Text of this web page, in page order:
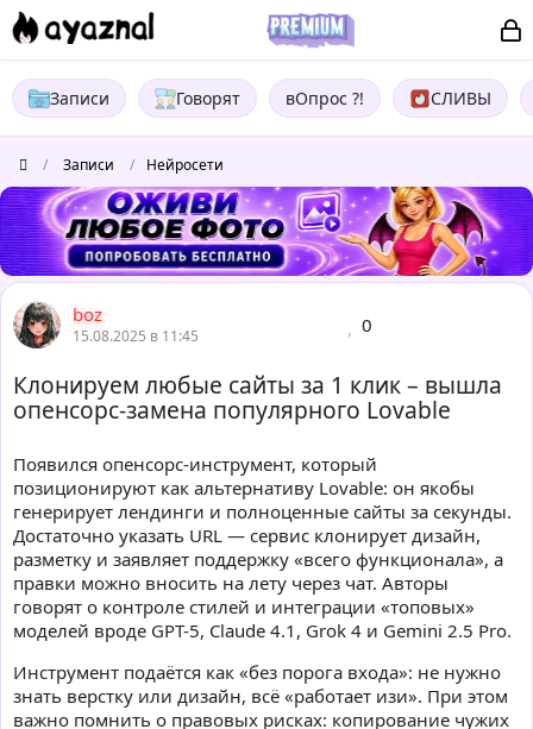
Записи Говорят вОпрос ?! СЛИВЫ
/ Записи / Нейросети
boz
15.08.2025 в 11:45 0
Клонируем любые сайты за 1 клик – вышла
опенсорс-замена популярного Lovable
Появился опенсорс-инструмент, который
позиционируют как альтернативу Lovable: он якобы
генерирует лендинги и полноценные сайты за секунды.
Достаточно указать URL — сервис клонирует дизайн,
разметку и заявляет поддержку «всего функционала», а
правки можно вносить на лету через чат. Авторы
говорят о контроле стилей и интеграции «топовых»
моделей вроде GPT-5, Claude 4.1, Grok 4 и Gemini 2.5 Pro.
Инструмент подаётся как «без порога входа»: не нужно
знать верстку или дизайн, всё «работает изи». При этом
важно помнить о правовых рисках: копирование чужих